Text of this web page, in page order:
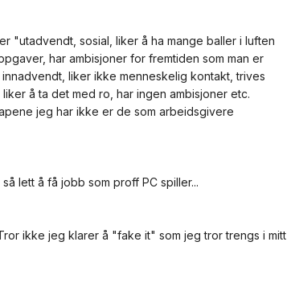
"utadvendt, sosial, liker å ha mange baller i luften
har ambisjoner for fremtiden som man er
liker ikke menneskelig kontakt, trives
å ta det med ro, har ingen ambisjoner etc.
jeg har ikke er de som arbeidsgivere
lett å få jobb som proff PC spiller...
ikke jeg klarer å "fake it" som jeg tror trengs i mitt